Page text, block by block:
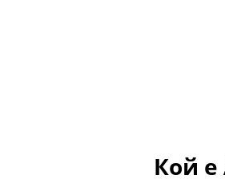
Кой е